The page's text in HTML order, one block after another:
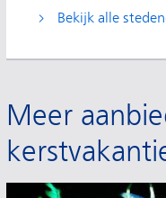
Bekijk alle
Meer